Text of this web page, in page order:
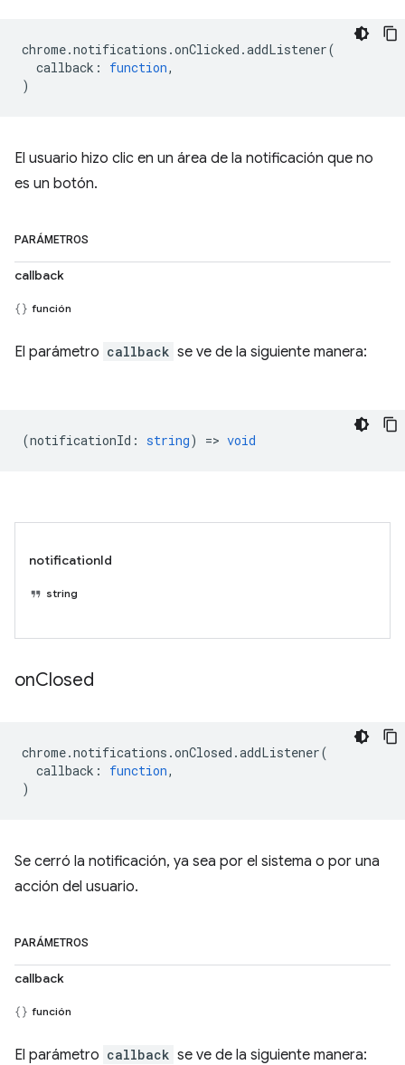
chrome.notifications .onClicked .addListener(
callback : function,
)
El usuario hizo clic en un área de la notificación que no
es un botón.
PARÁMETROS
callback
función
El parámetro callback se ve de la siguiente manera:
(notificationId : string) => void
notificationId
string
onClosed
chrome.notifications .onClosed .addListener(
callback : function,
)
Se cerró la notificación, ya sea por el sistema o por una
acción del usuario.
PARÁMETROS
callback
función
El parámetro callback se ve de la siguiente manera: